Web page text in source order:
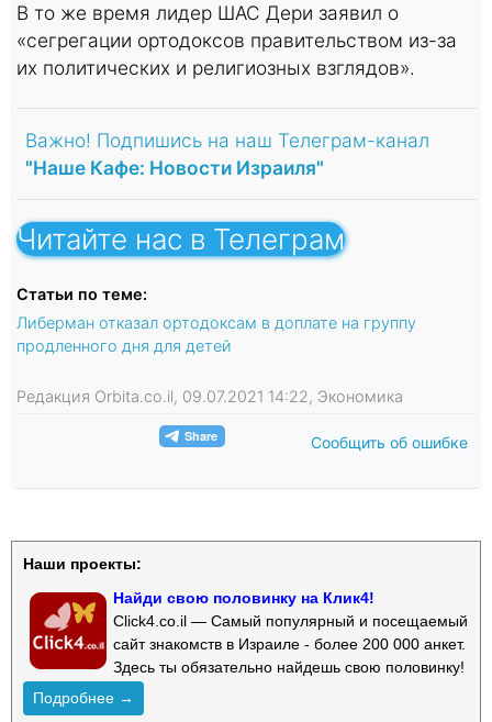
В то же время лидер ШАС Дери заявил о
«сегрегации ортодоксов правительством из-за
их политических и религиозных взглядов».
Важно! Подпишись на наш Телеграм-канал
"Наше Кафе: Новости Израиля"
Читайте нас в Телеграм
Статьи по теме:
Либерман отказал ортодоксам в доплате на группу
продленного дня для детей
Редакция Orbita.co.il, 09.07.2021 14:22, Экономика
Сообщить об ошибке
Наши проекты:
Найди свою половинку на Клик4!
Click4.co.il — Самый популярный и посещаемый
сайт знакомств в Израиле - более 200 000 анкет.
Здесь ты обязательно найдешь свою половинку!
Подробнее →